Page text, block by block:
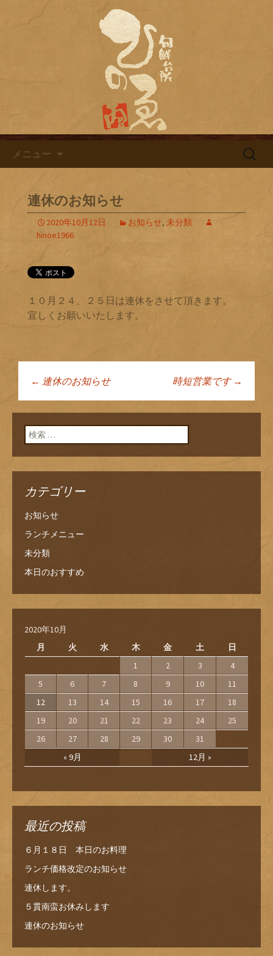
名古屋市栄にある居酒屋「旬鮮
台所ひのゑ」のブログ
名古屋市栄にある居酒屋「旬鮮台所ひ
のゑ（ひのえ）」。豊富な焼酎と海鮮
料理を中心とした、お酒に合う肴を楽
しめるお店です。季節で変わるおすす
めメニューや日替わりランチの新着情
報を随時更新中。
メニュー
検
連休のお知らせ
2020年10月12日 お知らせ, 未分類
hinoe1966
１０月２４、２５日は連休をさせて頂きます。
宜しくお願いいたします。
投稿ナビゲーショ
ン
← 連休のお知らせ 時短営業です →
検索:
カテゴリー
お知らせ
ランチメニュー
未分類
本日のおすすめ
2020年10月
月
火 水 木 金 土 日
« 9月 12月 »
1 2 3
4
5
6 7 8 9 10
11
12
13 14 15 16 17
18
19
20 21 22 23 24
25
26
27 28 29 30 31
最近の投稿
６月１８日 本日のお料理
ランチ価格改定のお知らせ
連休します。
５貫南蛮お休みします
連休のお知らせ